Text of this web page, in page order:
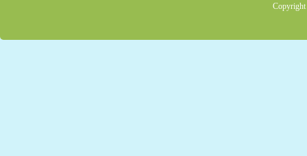
Copyright